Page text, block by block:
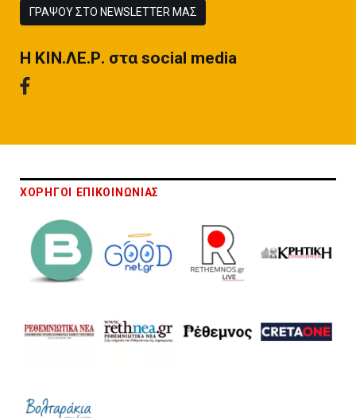
ΓΡΑΨΟΥ ΣΤΟ NEWSLETTER ΜΑΣ
H ΚΙΝ.ΛΕ.Ρ. στα social media
ΧΟΡΗΓΟΙ ΕΠΙΚΟΙΝΩΝΙΑΣ